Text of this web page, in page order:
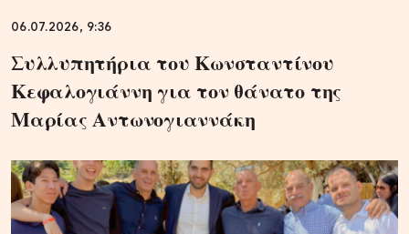
06.07.2026, 9:36
Συλλυπητήρια του Κωνσταντίνου
Κεφαλογιάννη για τον θάνατο της
Μαρίας Αντωνογιαννάκη